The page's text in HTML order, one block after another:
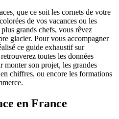
que ce soit les cornets de votre
de vos vacances ou les
grands chefs, vous rêvez
glacier. Pour vous accompagner
ce guide exhaustif sur
toutes les données
monter son projet, les grandes
chiffres, ou encore les formations
en France